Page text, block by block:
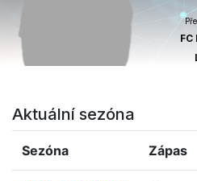
Aktuální sezóna
Sezóna Zápas